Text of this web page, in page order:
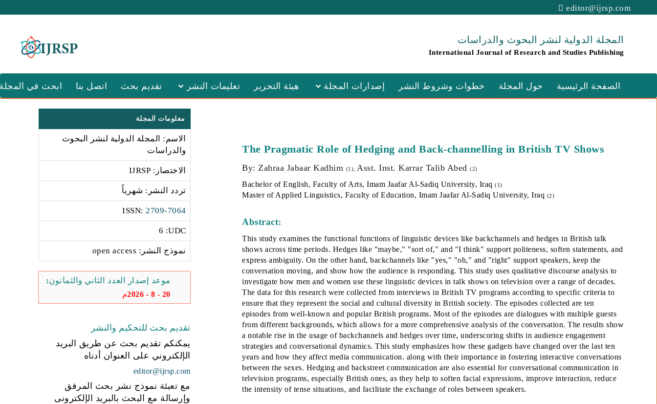
editor@ijrsp.com
المجلة الدولية لنشر البحوث والدراسات
International Journal of Research and Studies Publishing
الصفحة الرئيسية حول المجلة خطوات وشروط النشر إصدارات المجلة هيئة التحرير تعليمات النشر تقديم بحث اتصل بنا ابحث في
The Pragmatic Role of Hedging and Back-channelling in British TV Shows
By: Zahraa Jabaar Kadhim (1), Asst. Inst. Karrar Talib Abed(2)
Bachelor of English, Faculty of Arts, Imam Jaafar Al-Sadiq University, Iraq(1)
Master of Applied Linguistics, Faculty of Education, Imam Jaafar Al-Sadiq University, Iraq (2)
Abstract:
This study examines the functional functions of linguistic devices like backchannels and hedges in British talk
shows across time periods. Hedges like "maybe," "sort of," and "I think" support politeness, soften statements, and
express ambiguity. On the other hand, backchannels like "yes," "oh," and "right" support speakers, keep the
conversation moving, and show how the audience is responding. This study uses qualitative discourse analysis to
investigate how men and women use these linguistic devices in talk shows on television over a range of decades.
The data for this research were collected from interviews in British TV programs according to specific criteria to
ensure that they represent the social and cultural diversity in British society. The episodes collected are ten
episodes from well-known and popular British programs. Most of the episodes are dialogues with multiple guests
from different backgrounds, which allows for a more comprehensive analysis of the conversation. The results show
a notable rise in the usage of backchannels and hedges over time, underscoring shifts in audience engagement
strategies and conversational dynamics. This study emphasizes how these gadgets have changed over the last ten
years and how they affect media communication. along with their importance in fostering interactive conversations
between the sexes. Hedging and backstreet communication are also essential for conversational communication in
television programs, especially British ones, as they help to soften facial expressions, improve interaction, reduce
the intensity of tense situations, and facilitate the exchange of roles between speakers.
معلومات المجلة
الاسم: المجلة الدولية لنشر البحوث
والدراسات
الاختصار: IJRSP
تردد النشر: شهرياً
2709-7064
:ISSN
6 :UDC
نموذج النشر: open access
موعد إصدار العدد الثاني والثمانون:
20 - 8 - 2026م
تقديم بحث للتحكيم والنشر
يمكنكم تقديم بحث عن طريق البريد
الإلكتروني على العنوان أدناه
editor@ijrsp.com
مع تعبئة نموذج نشر بحث المرفق
وإرسالة مع البحث بالبريد الإلكترونى